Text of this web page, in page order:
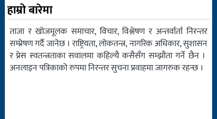
हाम्रो बारेमा
ताजा र खोजमूलक समाचार, विचार, विश्लेषण र अन्तर्वार्ता निरन्तर
सम्प्रेषण गर्दै जानेछ । राष्ट्रियता, लोकतन्त्र, नागरिक अधिकार, सुशासन
र प्रेस स्वतन्त्रताका सवालमा कहिल्यै कसैसँग सम्झौता गर्ने छैन ।
अनलाइन पत्रिकाको रुपमा निरन्तर सुचना प्रवाहमा जागरुक रहन्छ ।